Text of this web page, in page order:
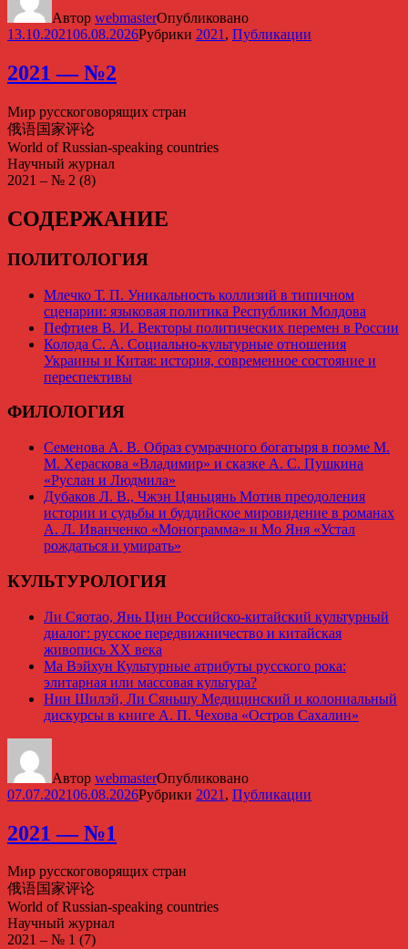
Автор webmasterОпубликовано
13.10.202106.08.2026Рубрики 2021, Публикации
2021 — №2
Мир русскоговорящих стран
俄语国家评论
World of Russian-speaking countries
Научный журнал
2021 – № 2 (8)
СОДЕРЖАНИЕ
ПОЛИТОЛОГИЯ
Млечко Т. П. Уникальность коллизий в типичном
сценарии: языковая политика Республики Молдова
Пефтиев В. И. Векторы политических перемен в России
Колода С. А. Социально-культурные отношения
Украины и Китая: история, современное состояние и
переспективы
ФИЛОЛОГИЯ
Семенова А. В. Образ сумрачного богатыря в поэме М.
М. Хераскова «Владимир» и сказке А. С. Пушкина
«Руслан и Людмила»
Дубаков Л. В., Чжэн Цяньцянь Мотив преодоления
истории и судьбы и буддийское мировидение в романах
А. Л. Иванченко «Монограмма» и Мо Яня «Устал
рождаться и умирать»
КУЛЬТУРОЛОГИЯ
Ли Сяотао, Янь Цин Российско-китайский культурный
диалог: русское передвижничество и китайская
живопись ХХ века
Ма Вэйхун Культурные атрибуты русского рока:
элитарная или массовая культура?
Нин Шилэй, Ли Сяньшу Медицинский и колониальный
дискурсы в книге А. П. Чехова «Остров Сахалин»
Автор webmasterОпубликовано
07.07.202106.08.2026Рубрики 2021 , Публикации
2021 — №1
Мир русскоговорящих стран
俄语国家评论
World of Russian-speaking countries
Научный журнал
2021 – № 1 (7)